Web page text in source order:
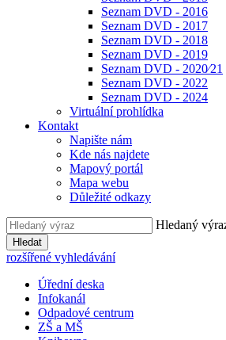
Seznam DVD - 2016
Seznam DVD - 2017
Seznam DVD - 2018
Seznam DVD - 2019
Seznam DVD - 2020⁄21
Seznam DVD - 2022
Seznam DVD - 2024
Virtuální prohlídka
Kontakt
Napište nám
Kde nás najdete
Mapový portál
Mapa webu
Důležité odkazy
Hledaný
Hledat
rozšířené vyhledávání
Úřední deska
Infokanál
Odpadové centrum
ZŠ a MŠ